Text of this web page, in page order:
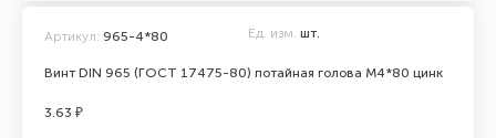
Винт DIN 965 (ГОСТ 17475-80) потайная голова М4*80 цинк
Артикул: 965-4*80 Ед. изм. шт.
3.63 ₽